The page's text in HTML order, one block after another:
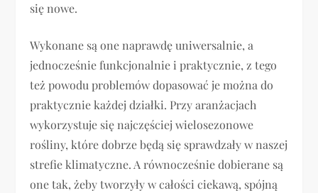
się nowe.
Wykonane są one naprawdę uniwersalnie, a
jednocześnie funkcjonalnie i praktycznie, z tego
też powodu problemów dopasować je można do
praktycznie każdej działki. Przy aranżacjach
wykorzystuje się najczęściej wielosezonowe
rośliny, które dobrze będą się sprawdzały w naszej
strefie klimatyczne. A równocześnie dobierane są
one tak, żeby tworzyły w całości ciekawą, spójną